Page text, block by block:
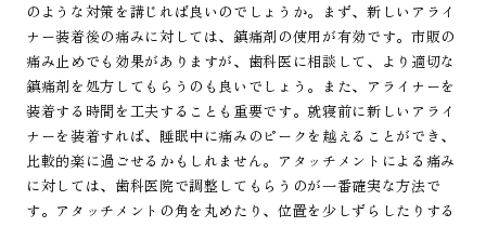
のような対策を講じれば良いのでしょうか。まず、新しいアライ
ナー装着後の痛みに対しては、鎮痛剤の使用が有効です。市販の
痛み止めでも効果がありますが、歯科医に相談して、より適切な
鎮痛剤を処方してもらうのも良いでしょう。また、アライナーを
装着する時間を工夫することも重要です。就寝前に新しいアライ
ナーを装着すれば、睡眠中に痛みのピークを越えることができ、
比較的楽に過ごせるかもしれません。アタッチメントによる痛み
に対しては、歯科医院で調整してもらうのが一番確実な方法で
す。アタッチメントの角を丸めたり、位置を少しずらしたりする